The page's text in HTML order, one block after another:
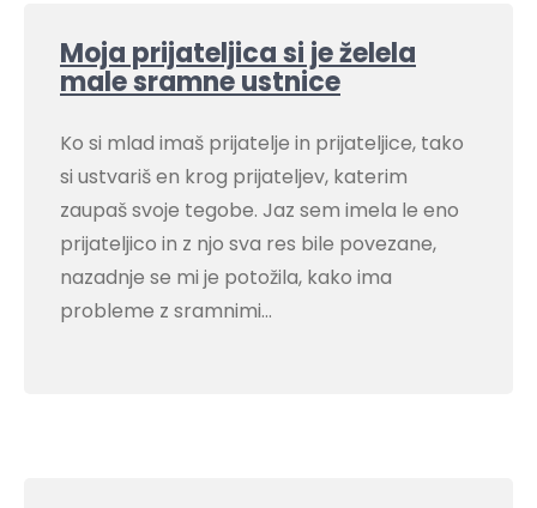
Moja prijateljica si je želela
male sramne ustnice
Ko si mlad imaš prijatelje in prijateljice, tako
si ustvariš en krog prijateljev, katerim
zaupaš svoje tegobe. Jaz sem imela le eno
prijateljico in z njo sva res bile povezane,
nazadnje se mi je potožila, kako ima
probleme z sramnimi…